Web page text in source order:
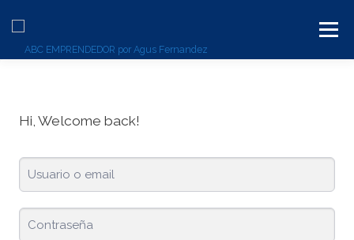
Menú
Hi, Welcome back!